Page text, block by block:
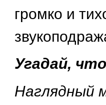
громко и
Угадай,
Наглядный